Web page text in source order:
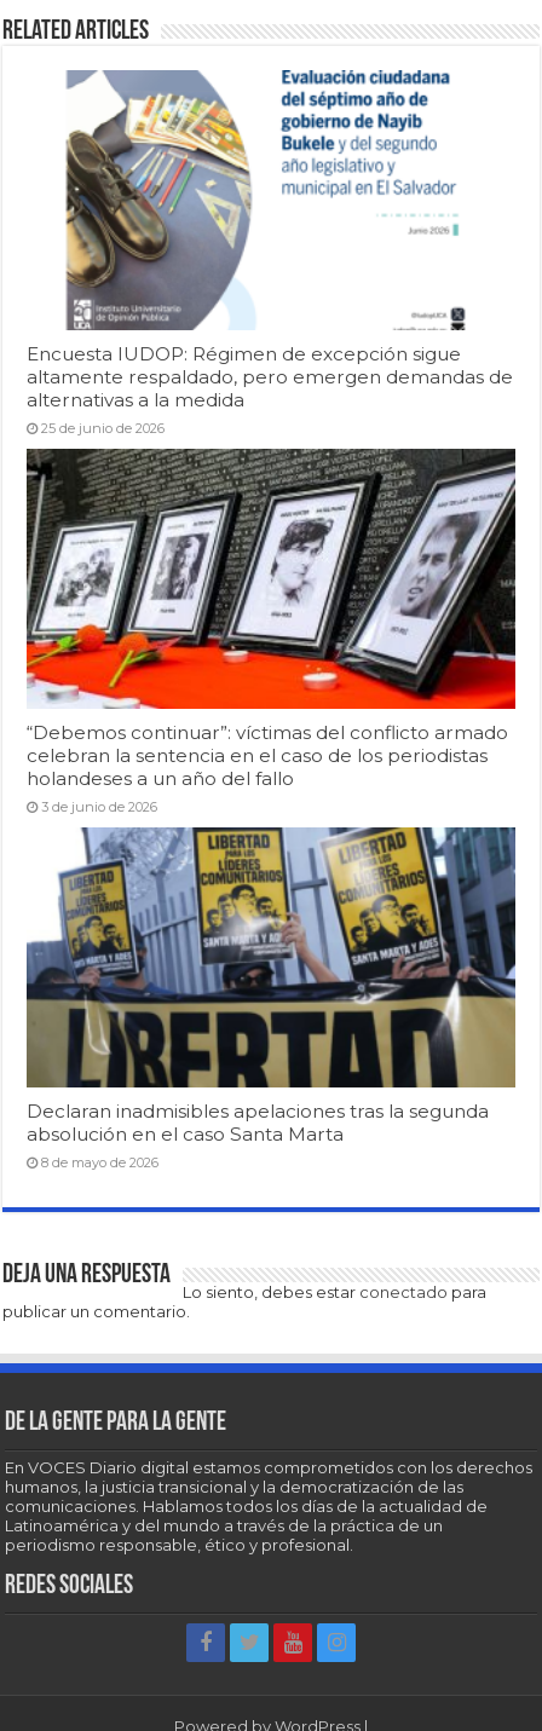
Related Articles
Encuesta IUDOP: Régimen de excepción sigue
altamente respaldado, pero emergen demandas de
alternativas a la medida
25 de junio de 2026
“Debemos continuar”: víctimas del conflicto armado
celebran la sentencia en el caso de los periodistas
holandeses a un año del fallo
3 de junio de 2026
Declaran inadmisibles apelaciones tras la segunda
absolución en el caso Santa Marta
8 de mayo de 2026
Deja una respuesta
Lo siento, debes estar conectado para
publicar un comentario.
De la gente para la gente
En VOCES Diario digital estamos comprometidos con los derechos
humanos, la justicia transicional y la democratización de las
comunicaciones. Hablamos todos los días de la actualidad de
Latinoamérica y del mundo a través de la práctica de un
periodismo responsable, ético y profesional.
Redes sociales
Powered byWordPress |